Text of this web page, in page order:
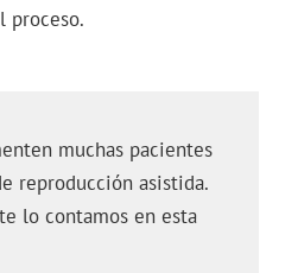
proceso.
muchas pacientes
reproducción asistida.
lo contamos en esta